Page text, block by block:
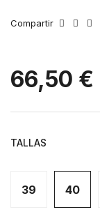
Compartir
66,50 €
TALLAS
39 40